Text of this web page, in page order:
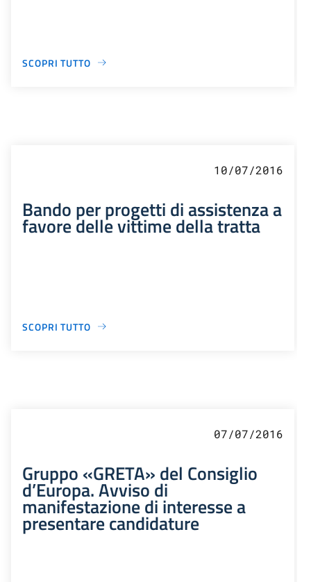
SCOPRI TUTTO
10/07/2016
Bando per progetti di assistenza a
favore delle vittime della tratta
SCOPRI TUTTO
07/07/2016
Gruppo «GRETA» del Consiglio
d’Europa. Avviso di
manifestazione di interesse a
presentare candidature